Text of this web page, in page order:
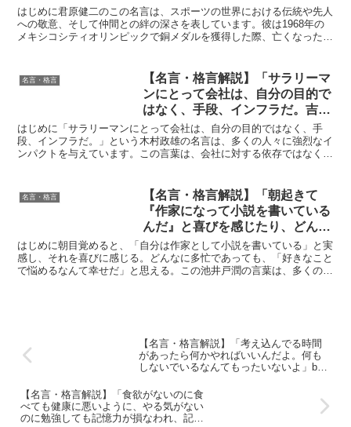
いてくれたマラソンの伝統があ
る。それを守ることができて満足
した。（メキシコ五輪につい
得られる教訓
はじめに君原健二のこの名言は、スポーツの世界における伝統や先人
への敬意、そして仲間との絆の深さを表しています。彼は1968年の
メキシコシティオリンピックで銅メダルを獲得した際、亡くなった先
名言・格言
【名言・格言解説】「サラリーマ
ンにとって会社は、自分の目的で
はなく、手段、インフラだ。吉本
というものを持っていけば、デー
タベースは使えるしブランドの力
を使える。ところが、うちの会社
がわかっていない。中に居すぎる
から使えていないんです。」by
木村政雄の深い意味と得られる教
訓
はじめに「サラリーマンにとって会社は、自分の目的ではなく、手
段、インフラだ。」という木村政雄の名言は、多くの人々に強烈なイ
ンパクトを与えています。この言葉は、会社に対する依存ではなく、
名言・格言
【名言・格言解説】「朝起きて
『作家になって小説を書いている
んだ』と喜びを感じたり、どんな
に執筆が忙しくても『好きなこと
で悩めるなんて幸せだよな』と思
う。」by 池井戸潤の深い意味と
はじめに朝目覚めると、「自分は作家として小説を書いている」と実
感し、それを喜びに感じる。どんなに多忙であっても、「好きなこと
で悩めるなんて幸せだ」と思える。この池井戸潤の言葉は、多くの
【名言・格言解説】「考え込んでる時間
があったら何かやればいいんだよ。何も
しないでいるなんてもったいないよ」by
【名言・格言解説】「食欲がないのに食
べても健康に悪いように、やる気がない
のに勉強しても記憶力が損なわれ、記憶